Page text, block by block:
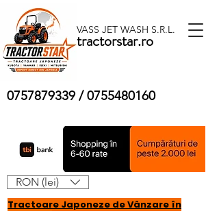
VASS JET WASH S.R.L.
tractorstar.ro
0757879339 /0755480160
Tractoare Japoneze de Vânzare în
RON (lei)